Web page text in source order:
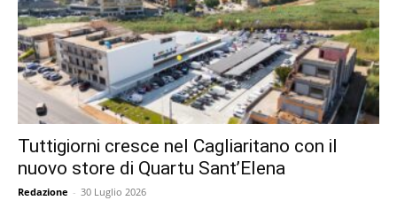
Tuttigiorni cresce nel Cagliaritano con il
nuovo store di Quartu Sant’Elena
Redazione - 30 Luglio 2026